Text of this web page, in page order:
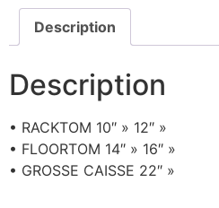
Description
Description
• RACKTOM 10″ » 12″ »
• FLOORTOM 14″ » 16″ »
• GROSSE CAISSE 22″ »